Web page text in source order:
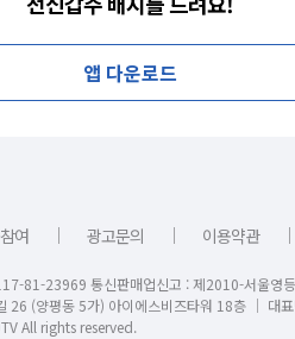
앱 다운로드
여 ｜ 광고문의 ｜ 이용약관 ｜
81-23969 통신판매업신고 : 제2010-서울영
26 (양평동 5가) 아이에스비즈타워 18층 │ 대
All rights reserved.